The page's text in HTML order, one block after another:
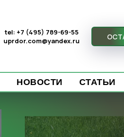
tel: +7 (495) 789-69-55
uprdor.com@yandex.ru
НОВОСТИ СТАТЬИ